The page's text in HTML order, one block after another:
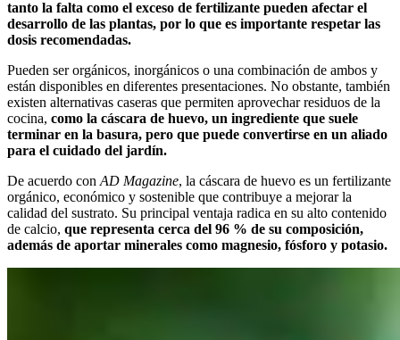
tanto la falta como el exceso de fertilizante pueden afectar el
desarrollo de las plantas, por lo que es importante respetar las
dosis recomendadas.
Pueden ser orgánicos, inorgánicos o una combinación de ambos y
están disponibles en diferentes presentaciones. No obstante, también
existen alternativas caseras que permiten aprovechar residuos de la
cocina, como la cáscara de huevo, un ingrediente que suele
terminar en la basura, pero que puede convertirse en un aliado
para el cuidado del jardín.
De acuerdo con AD Magazine, la cáscara de huevo es un fertilizante
orgánico, económico y sostenible que contribuye a mejorar la
calidad del sustrato. Su principal ventaja radica en su alto contenido
de calcio, que representa cerca del 96 % de su composición,
además de aportar minerales como magnesio, fósforo y potasio.